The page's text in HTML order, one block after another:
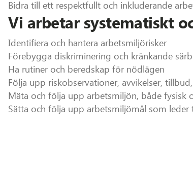
Bidra till ett respektfullt och inkluderande
Vi arbetar systematiskt
Identifiera och hantera arbetsmiljörisker
Förebygga diskriminering och kränkande
Ha rutiner och beredskap för nödlägen
Följa upp riskobservationer, avvikelser,
Mäta och följa upp arbetsmiljön, både fysisk
Sätta och följa upp arbetsmiljömål som